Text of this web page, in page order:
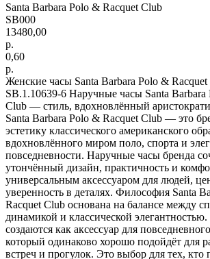
Santa Barbara Polo & Racquet Club
SB000
13480,00
р.
0,60
р.
Женские часы Santa Barbara Polo &
SB.1.10639-6 Наручные часы Santa Barbara
Club — стиль, вдохновлённый
Santa Barbara Polo & Racquet Club — это
эстетику классического американского
вдохновлённого миром поло, спорта и
повседневности. Наручные часы бренда
утончённый дизайн, практичность и
универсальным аксессуаром для людей,
уверенность в деталях. Философия Santa
Racquet Club основана на балансе между
динамикой и классической
создаются как аксессуар для
который одинаково хорошо подойдёт для
встреч и прогулок. Это выбор для тех, кто